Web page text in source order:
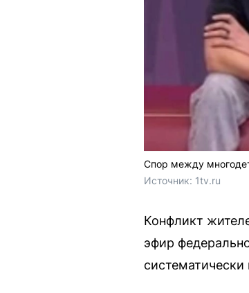
Спор между
Источник: 1tv.ru
Конфликт
эфир